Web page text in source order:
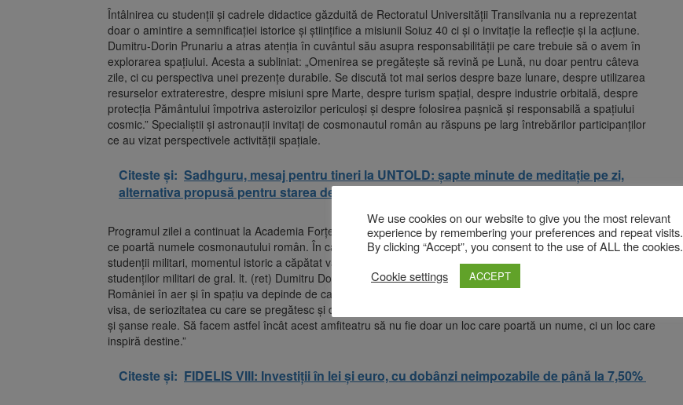
Întâlnirea cu studenții și cadrele didactice găzduită de Rectoratul Universității Transilvania nu a reprezentat
doar o amintire a semnificației istorice și științifice a misiunii Soiuz 40 ci și o invitație la reflecție și la acțiune.
Dumitru-Dorin Prunariu a atras atenția în cuvântul său asupra responsabilității pe care trebuie să o avem în
explorarea spațiului. Acesta a subliniat: „Omenirea se pregătește să revină pe Lună, nu doar pentru câteva
zile, ci cu perspectiva unei prezențe durabile. Se discută tot mai serios despre baze lunare, despre utilizarea
resurselor extraterestre, despre misiuni spre Marte, despre turism spațial, despre industrie orbitală, despre
protecția Pământului împotriva asteroizilor periculoși și despre folosirea pașnică și responsabilă a spațiului
cosmic.” Specialiștii și astronauții invitați de cosmonautul român au răspuns pe larg întrebărilor participanților
ce au vizat perspectivele activității spațiale.
Citeste și: Sadhguru, mesaj pentru tineri la UNTOLD: șapte minute de meditație pe zi,
alternativa propusă pentru starea de bine
Programul zilei a continuat la Academia Forțelor Aeriene „Henri Coandă”, unde a fost inaugurat un amfiteatru
ce poartă numele cosmonautului român. În cadrul întâlnirii dintre delegația internațională, cadrele didactice și
studenții militari, momentul istoric a căpătat valențele unei porți deschise spre viitor. Mesajul transmis
studenților militari de gral. lt. (ret) Dumitru Dorin Prunariu a fost unul de încurajare a excelenței: „Viitorul
României în aer și în spațiu va depinde de calitatea oamenilor pe care îi formăm astăzi. De curajul lor de a
visa, de seriozitatea cu care se pregătesc și de capacitatea instituțiilor noastre de a le oferi direcție, încredere
și șanse reale. Să facem astfel încât acest amfiteatru să nu fie doar un loc care poartă un nume, ci un loc care
inspiră destine.”
Citeste și: FIDELIS VIII: Investiții în lei și euro, cu dobânzi neimpozabile de până la 7,50%
We use cookies on our website to give you the most relevant
experience by remembering your preferences and repeat visits.
By clicking “Accept”, you consent to the use of ALL the cookies.
Cookie settings
ACCEPT